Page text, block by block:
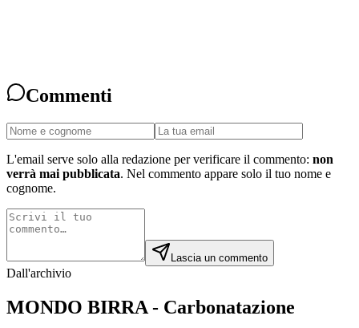
Commenti
L'email serve solo alla redazione per verificare il commento: non
verrà mai pubblicata. Nel commento appare solo il tuo nome e
cognome.
Lascia un commento
Dall'archivio
MONDO BIRRA - Carbonatazione